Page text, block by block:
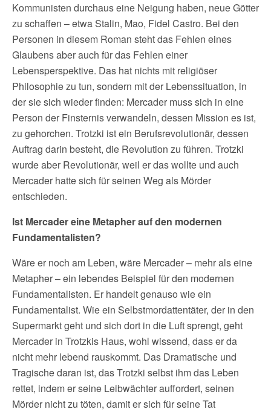
Kommunisten durchaus eine Neigung haben, neue Götter
zu schaffen – etwa Stalin, Mao, Fidel Castro. Bei den
Personen in diesem Roman steht das Fehlen eines
Glaubens aber auch für das Fehlen einer
Lebensperspektive. Das hat nichts mit religiöser
Philosophie zu tun, sondern mit der Lebenssituation, in
der sie sich wieder finden: Mercader muss sich in eine
Person der Finsternis verwandeln, dessen Mission es ist,
zu gehorchen. Trotzki ist ein Berufsrevolutionär, dessen
Auftrag darin besteht, die Revolution zu führen. Trotzki
wurde aber Revolutionär, weil er das wollte und auch
Mercader hatte sich für seinen Weg als Mörder
entschieden.
Ist Mercader eine Metapher auf den modernen
Fundamentalisten?
Wäre er noch am Leben, wäre Mercader – mehr als eine
Metapher – ein lebendes Beispiel für den modernen
Fundamentalisten. Er handelt genauso wie ein
Fundamentalist. Wie ein Selbstmordattentäter, der in den
Supermarkt geht und sich dort in die Luft sprengt, geht
Mercader in Trotzkis Haus, wohl wissend, dass er da
nicht mehr lebend rauskommt. Das Dramatische und
Tragische daran ist, das Trotzki selbst ihm das Leben
rettet, indem er seine Leibwächter auffordert, seinen
Mörder nicht zu töten, damit er sich für seine Tat